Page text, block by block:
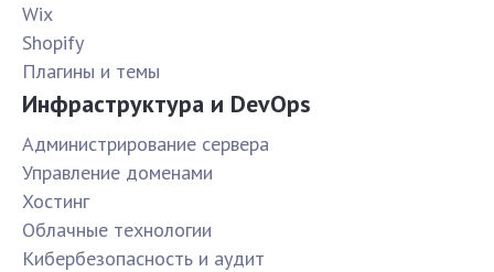
Wix
Shopify
Плагины и темы
Инфраструктура и DevOps
Администрирование сервера
Управление доменами
Хостинг
Облачные технологии
Кибербезопасность и аудит